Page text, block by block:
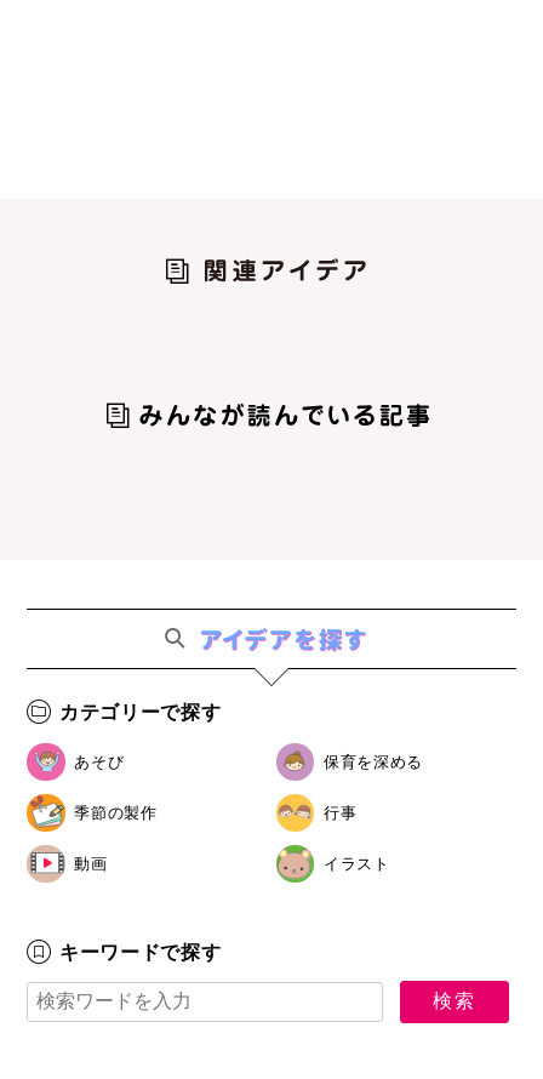
カテゴリーで探す
あそび 保育を深める
季節の製作 行事
動画 イラスト
キーワードで探す